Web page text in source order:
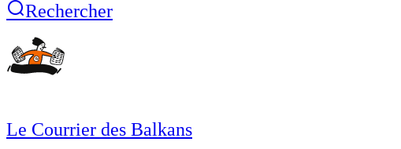
Rechercher
Le Courrier des Balkans